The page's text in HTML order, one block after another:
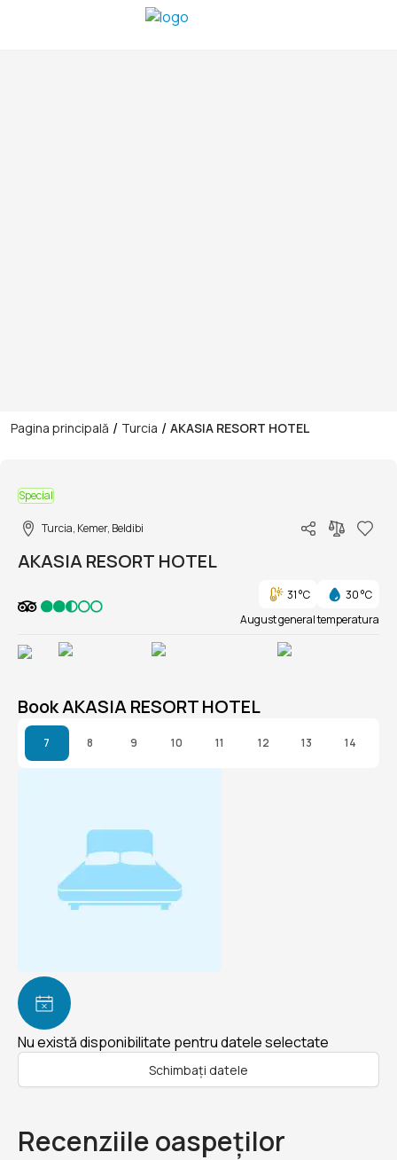
Pagina principală / Turcia / AKASIA RESORT HOTEL
Special
Turcia, Kemer, Beldibi
AKASIA RESORT HOTEL
31 °C
30 °C
August general temperatura
Book AKASIA RESORT HOTEL
7 8 9 10 11 12 13 14
Nu există disponibilitate pentru datele selectate
Schimbați datele
Recenziile oaspeților